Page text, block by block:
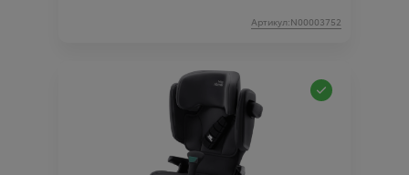
Артикул:N00003752